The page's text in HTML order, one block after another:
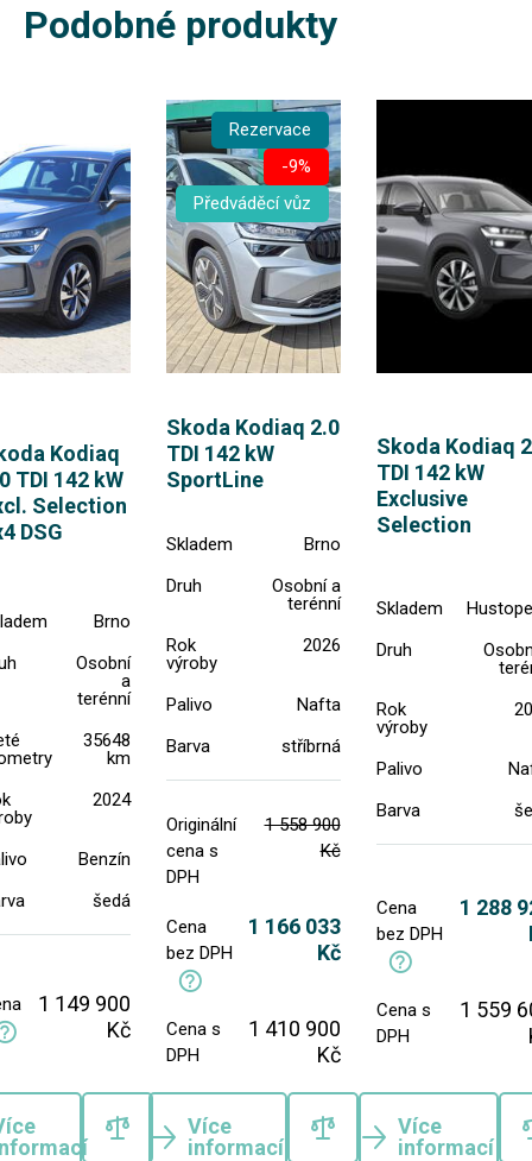
Podobné produkty
Kodiaq
TDI 142 kW
Selection
DSG
Brno
Osobní
a
terénní
35648
km
2024
Benzín
šedá
1 149 900
Kč
Rezervace
-9%
Předváděcí vůz
Skoda Kodiaq 2.0
TDI 142 kW
SportLine
Skladem
Brno
Druh
Osobní a
terénní
Rok
výroby
2026
Palivo
Nafta
Barva
stříbrná
Originální
cena s
DPH
1 558 900
Kč
Cena
bez DPH
1 166 033
Kč
Cena s
DPH
1 410 900
Kč
Více
informací
Skoda Kodiaq
TDI 142 kW
Exclusive
Selection
Skladem
Druh
Rok
výroby
Palivo
Barva
Cena
bez DPH
1 288
Cena s
DPH
1 559
Více
informací